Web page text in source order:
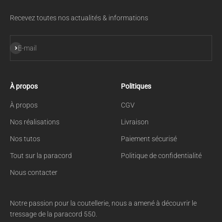
Recevez toutes nos actualités & informations
E-mail
S'inscrire
À propos
À propos
Nos réalisations
Nos tutos
Tout sur la paracord
Nous contacter
Politiques
CGV
Livraison
Paiement sécurisé
Politique de confidentialité
Notre passion pour la coutellerie, nous a amené à découvrir le
tressage de la paracord 550.